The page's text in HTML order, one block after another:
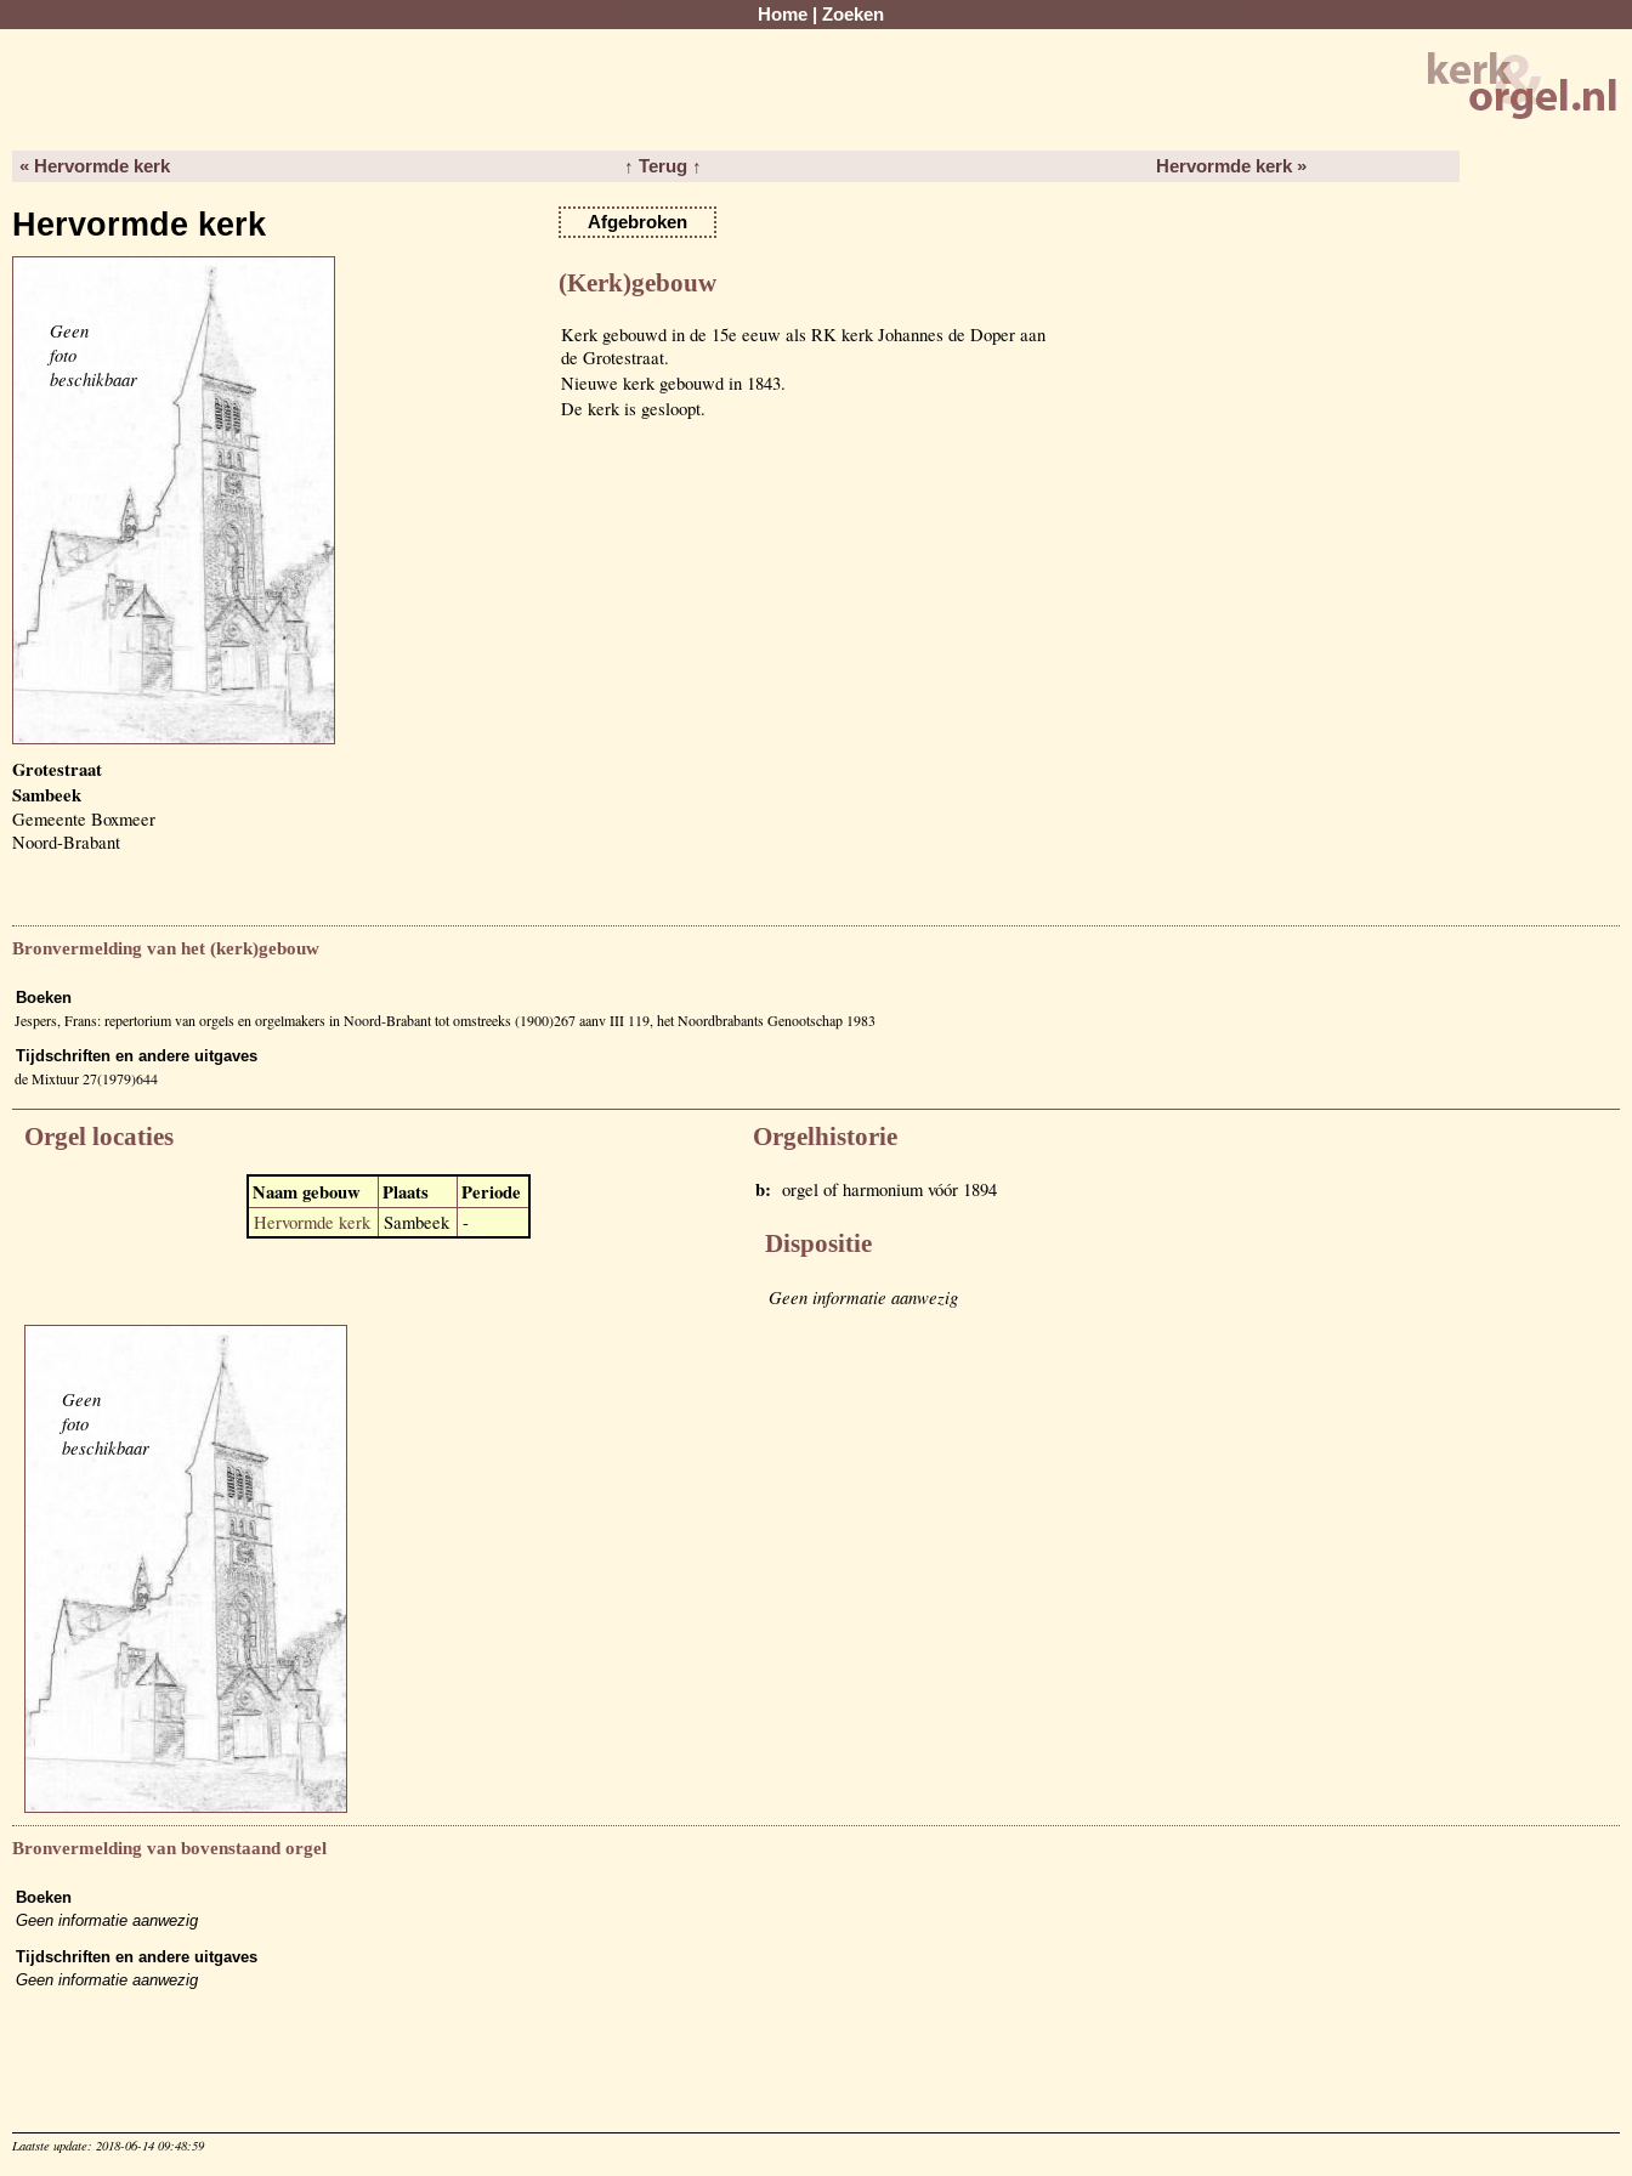
Home Zoeken
« Hervormde kerk ↑ Terug ↑ Hervormde kerk »
Hervormde kerk Afgebroken
Geen
foto
beschikbaar
Grotestraat
Sambeek
Gemeente Boxmeer
Noord-Brabant
(Kerk)gebouw
Kerk gebouwd in de 15e eeuw als RK kerk Johannes de Doper aan
de Grotestraat.
Nieuwe kerk gebouwd in 1843.
De kerk is gesloopt.
Bronvermelding van het (kerk)gebouw
Boeken
Jespers, Frans: repertorium van orgels en orgelmakers in Noord-Brabant tot omstreeks (1900)267 aanv III 119, het Noordbrabants Genootschap 1983
Tijdschriften en andere uitgaves
de Mixtuur 27(1979)644
Orgel locaties
Naam gebouw Plaats Periode
Hervormde kerk Sambeek -
Orgelhistorie
b: orgel of harmonium vóór 1894
Dispositie
Geen informatie aanwezig
Geen
foto
beschikbaar
Bronvermelding van bovenstaand orgel
Boeken
Geen informatie aanwezig
Tijdschriften en andere uitgaves
Geen informatie aanwezig
Laatste update: 2018-06-14 09:48:59